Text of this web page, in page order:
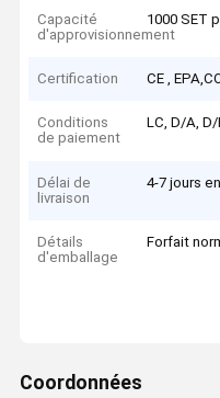
Capacité
d'approvisionnement
1000 SET
Certification CE ,
Conditions
de paiement
LC, D/A,
Délai de
livraison
4-7 jours
Détails
d'emballage
Forfait
Coordonnées